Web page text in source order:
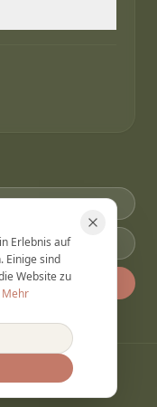
vorbehalten.
Erlebnis auf
Einige sind
Website zu
Mehr